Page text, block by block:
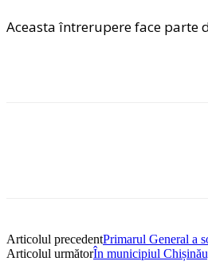
Aceasta întrerupere face
Articolul precedentPrimarul General a
Articolul următorÎn municipiul